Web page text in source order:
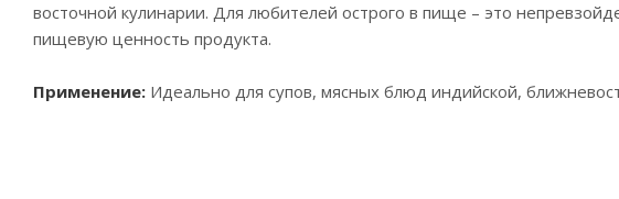
восточной кулинарии. Для любителей острого в пище – это
пищевую ценность продукта.
Применение: Идеально для супов, мясных блюд индийской,